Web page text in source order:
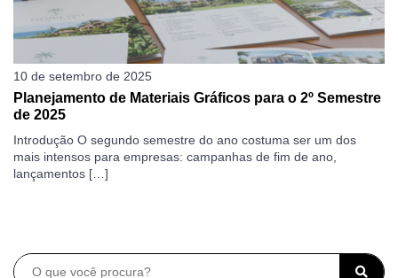
10 de setembro de 2025
Planejamento de Materiais Gráficos para o 2º Semestre
de 2025
Introdução O segundo semestre do ano costuma ser um dos
mais intensos para empresas: campanhas de fim de ano,
lançamentos […]